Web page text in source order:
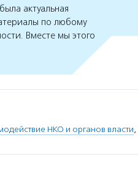
актуальная
по любому
Вместе мы этого
НКО и органов власти,